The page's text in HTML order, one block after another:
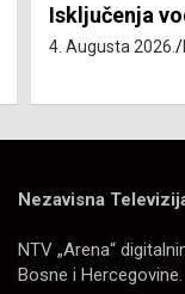
Isključenja
4. Augusta 2026.
Nezavisna
NTV „Arena“
Bosne i Hercegovine.